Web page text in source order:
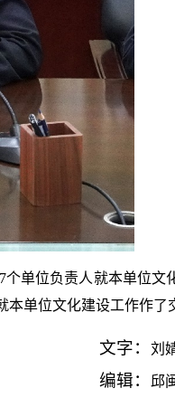
单位负责人就本单位文
单位文化建设工作作了
文字： 刘
编辑： 邱